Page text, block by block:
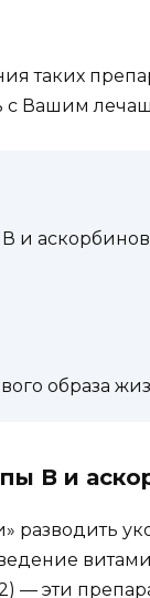
таких
с Вашим
и
образа
В и
разводить
— эти